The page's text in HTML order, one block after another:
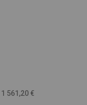
561,20 €